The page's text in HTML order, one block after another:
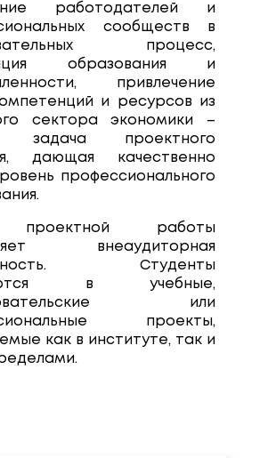
работодателей и
сообществ в
процесс,
образования и
привлечение
и ресурсов из
сектора экономики –
задача проектного
дающая качественно
профессионального
работы
внеаудиторная
Студенты
в учебные,
или
проекты,
как в институте, так и